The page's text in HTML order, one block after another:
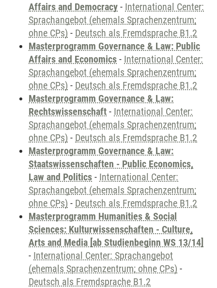
Affairs and Democracy - International Center:
Sprachangebot (ehemals Sprachenzentrum;
ohne CPs) - Deutsch als Fremdsprache B1.2
Masterprogramm Governance & Law: Public
Affairs and Economics - International Center:
Sprachangebot (ehemals Sprachenzentrum;
ohne CPs) - Deutsch als Fremdsprache B1.2
Masterprogramm Governance & Law:
Rechtswissenschaft - International Center:
Sprachangebot (ehemals Sprachenzentrum;
ohne CPs) - Deutsch als Fremdsprache B1.2
Masterprogramm Governance & Law:
Staatswissenschaften - Public Economics,
Law and Politics - International Center:
Sprachangebot (ehemals Sprachenzentrum;
ohne CPs) - Deutsch als Fremdsprache B1.2
Masterprogramm Humanities & Social
Sciences: Kulturwissenschaften - Culture,
Arts and Media [ab Studienbeginn WS 13/14]
- International Center: Sprachangebot
(ehemals Sprachenzentrum; ohne CPs) -
Deutsch als Fremdsprache B1.2